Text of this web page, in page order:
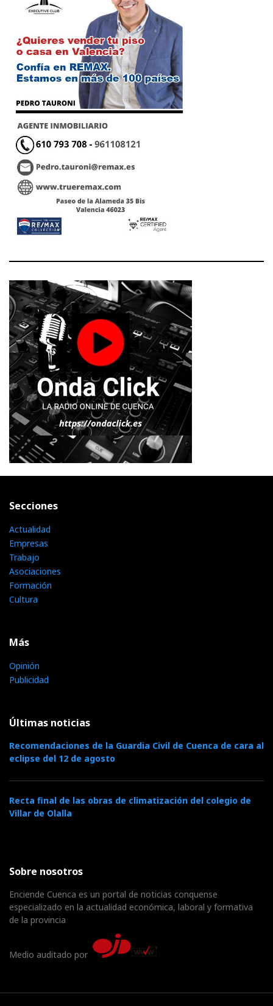
Secciones
Actualidad
Empresas
Trabajo
Asociaciones
Formación
Cultura
Más
Opinión
Publicidad
Últimas noticias
Recomendaciones de la Guardia Civil de Cuenca de cara al
eclipse del 12 de agosto
Recta final de las obras de climatización del colegio de
Villar de Olalla
Sobre nosotros
Enciende Cuenca es un portal de noticias conquense
especializado en la actualidad económica, laboral y formativa
de la provincia
Medio auditado por